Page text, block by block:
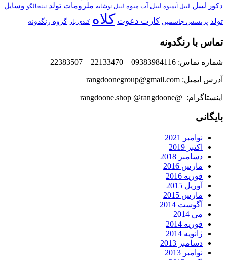
دکور لیبل لیبل آبمیوه لیبل آب میوه لیبل نوشابه ملزومات تولد نینجالگو وسایل
تولد پرنسس جاسمین کارت دعوت کلاه کندی بار گروه رنگدونه
تماس با رنگدونه
شماره تماس: 09383984116 – 22133470 – 22383507
آدرس ایمیل: rangdoonegroup@gmail.com
اینستاگرام: @rangdoone.shop @rangdoone
بایگانی
نوامبر 2021
اکتبر 2019
دسامبر 2018
مارس 2016
فوریه 2016
آوریل 2015
مارس 2015
آگوست 2014
می 2014
فوریه 2014
ژانویه 2014
دسامبر 2013
نوامبر 2013